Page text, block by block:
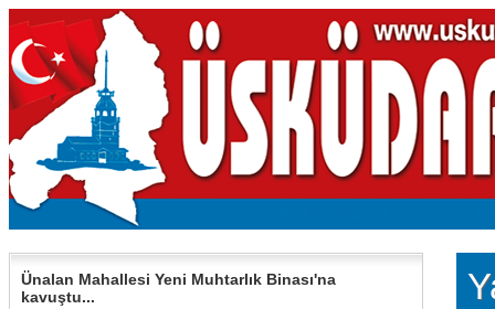
Ünalan Mahallesi Yeni Muhtarlık Binası'na
kavuştu...